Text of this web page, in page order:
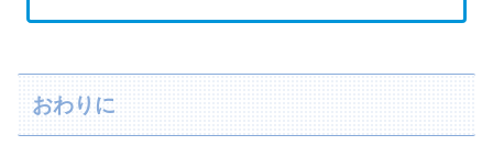
おわりに